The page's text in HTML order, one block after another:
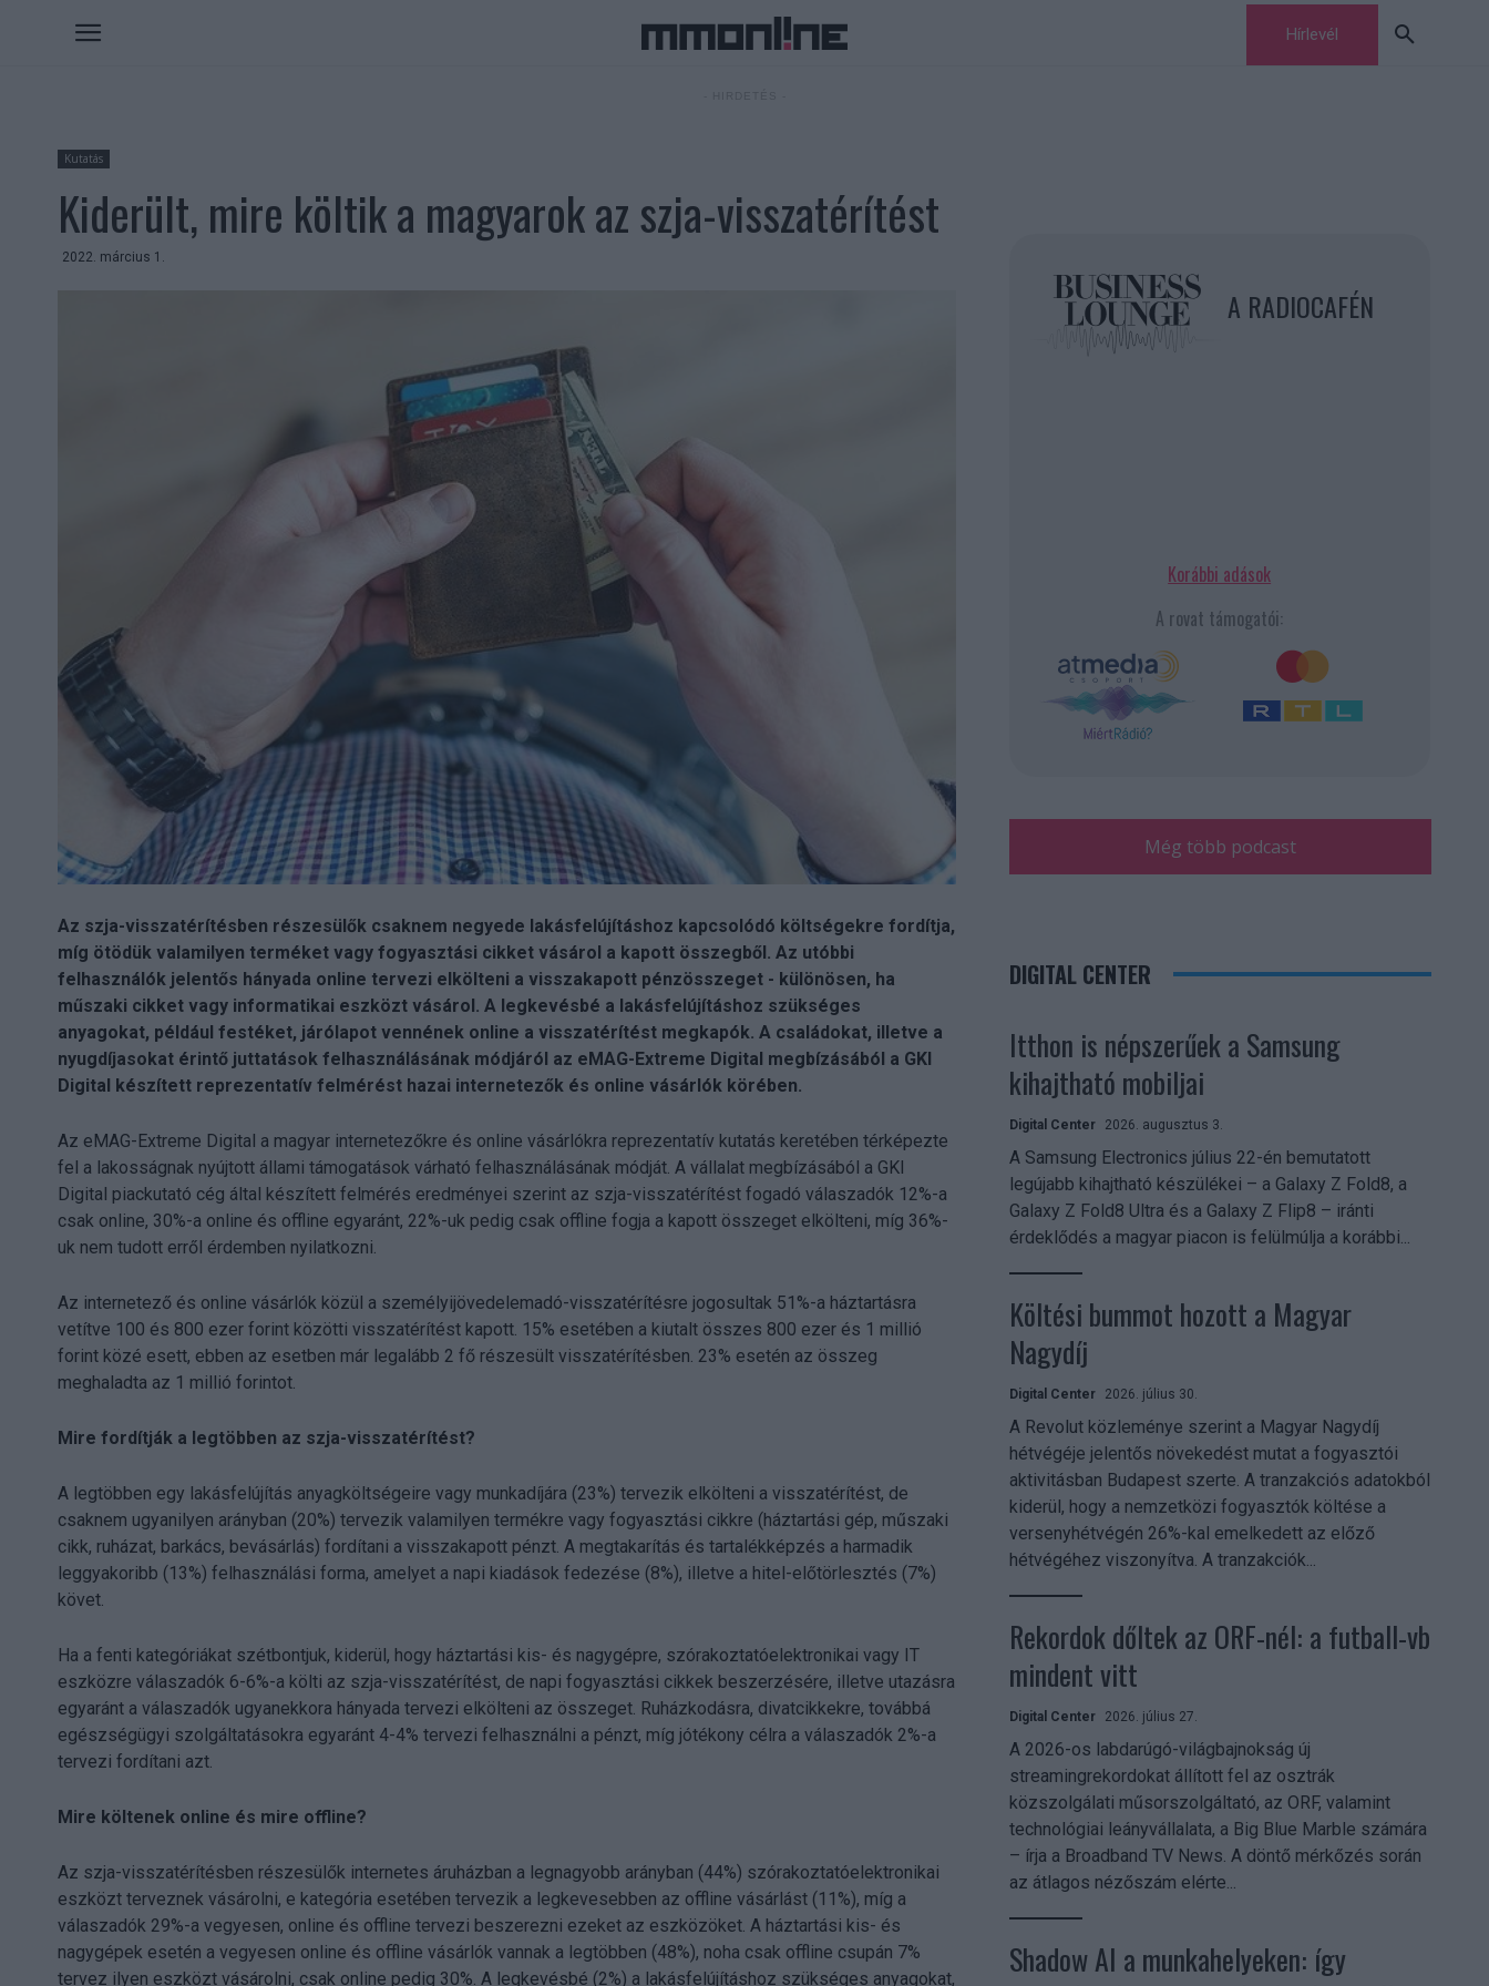
Hírlevél
Kutatás
Kiderült, mire költik a magyarok az szja-visszatérítést
2022. március 1.
Az szja-visszatérítésben részesülők csaknem negyede lakásfelújításhoz kapcsolódó költségekre fordítja,
míg ötödük valamilyen terméket vagy fogyasztási cikket vásárol a kapott összegből. Az utóbbi
felhasználók jelentős hányada online tervezi elkölteni a visszakapott pénzösszeget - különösen, ha
műszaki cikket vagy informatikai eszközt vásárol. A legkevésbé a lakásfelújításhoz szükséges
anyagokat, például festéket, járólapot vennének online a visszatérítést megkapók. A családokat, illetve a
nyugdíjasokat érintő juttatások felhasználásának módjáról az eMAG-Extreme Digital megbízásából a GKI
Digital készített reprezentatív felmérést hazai internetezők és online vásárlók körében.
Az eMAG-Extreme Digital a magyar internetezőkre és online vásárlókra reprezentatív kutatás keretében térképezte
fel a lakosságnak nyújtott állami támogatások várható felhasználásának módját. A vállalat megbízásából a GKI
Digital piackutató cég által készített felmérés eredményei szerint az szja-visszatérítést fogadó válaszadók 12%-a
csak online, 30%-a online és offline egyaránt, 22%-uk pedig csak offline fogja a kapott összeget elkölteni, míg 36%-
uk nem tudott erről érdemben nyilatkozni.
Az internetező és online vásárlók közül a személyijövedelemadó-visszatérítésre jogosultak 51%-a háztartásra
vetítve 100 és 800 ezer forint közötti visszatérítést kapott. 15% esetében a kiutalt összes 800 ezer és 1 millió
forint közé esett, ebben az esetben már legalább 2 fő részesült visszatérítésben. 23% esetén az összeg
meghaladta az 1 millió forintot.
Mire fordítják a legtöbben az szja-visszatérítést?
A legtöbben egy lakásfelújítás anyagköltségeire vagy munkadíjára (23%) tervezik elkölteni a visszatérítést, de
csaknem ugyanilyen arányban (20%) tervezik valamilyen termékre vagy fogyasztási cikkre (háztartási gép, műszaki
cikk, ruházat, barkács, bevásárlás) fordítani a visszakapott pénzt. A megtakarítás és tartalékképzés a harmadik
leggyakoribb (13%) felhasználási forma, amelyet a napi kiadások fedezése (8%), illetve a hitel-előtörlesztés (7%)
követ.
Ha a fenti kategóriákat szétbontjuk, kiderül, hogy háztartási kis- és nagygépre, szórakoztatóelektronikai vagy IT
eszközre válaszadók 6-6%-a költi az szja-visszatérítést, de napi fogyasztási cikkek beszerzésére, illetve utazásra
egyaránt a válaszadók ugyanekkora hányada tervezi elkölteni az összeget. Ruházkodásra, divatcikkekre, továbbá
egészségügyi szolgáltatásokra egyaránt 4-4% tervezi felhasználni a pénzt, míg jótékony célra a válaszadók 2%-a
tervezi fordítani azt.
Mire költenek online és mire offline?
Az szja-visszatérítésben részesülők internetes áruházban a legnagyobb arányban (44%) szórakoztatóelektronikai
eszközt terveznek vásárolni, e kategória esetében tervezik a legkevesebben az offline vásárlást (11%), míg a
válaszadók 29%-a vegyesen, online és offline tervezi beszerezni ezeket az eszközöket. A háztartási kis- és
nagygépek esetén a vegyesen online és offline vásárlók vannak a legtöbben (48%), noha csak offline csupán 7%
tervez ilyen eszközt vásárolni, csak online pedig 30%. A legkevésbé (2%) a lakásfelújításhoz szükséges anyagokat,
A RADIOCAFÉN
Korábbi adások
A rovat támogatói:
Még több podcast
DIGITAL CENTER
Itthon is népszerűek a Samsung
kihajtható mobiljai
Digital Center 2026. augusztus 3.
A Samsung Electronics július 22-én bemutatott
legújabb kihajtható készülékei – a Galaxy Z Fold8, a
Galaxy Z Fold8 Ultra és a Galaxy Z Flip8 – iránti
érdeklődés a magyar piacon is felülmúlja a korábbi...
Költési bummot hozott a Magyar
Nagydíj
Digital Center 2026. július 30.
A Revolut közleménye szerint a Magyar Nagydíj
hétvégéje jelentős növekedést mutat a fogyasztói
aktivitásban Budapest szerte. A tranzakciós adatokból
kiderül, hogy a nemzetközi fogyasztók költése a
versenyhétvégén 26%-kal emelkedett az előző
hétvégéhez viszonyítva. A tranzakciók...
Rekordok dőltek az ORF-nél: a futball-vb
mindent vitt
Digital Center 2026. július 27.
A 2026-os labdarúgó-világbajnokság új
streamingrekordokat állított fel az osztrák
közszolgálati műsorszolgáltató, az ORF, valamint
technológiai leányvállalata, a Big Blue Marble számára
– írja a Broadband TV News. A döntő mérkőzés során
az átlagos nézőszám elérte...
Shadow AI a munkahelyeken: így